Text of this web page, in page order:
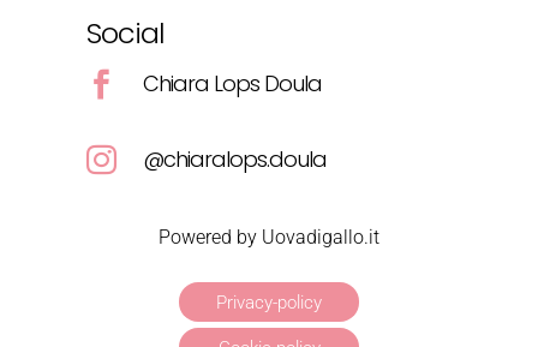
Social
 Chiara Lops Doula
 @chiaralops.doula
Powered by Uovadigallo.it
Privacy-policy